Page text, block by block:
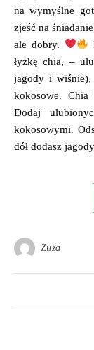
na wymyślne
zjeść na
ale dobry.
łyżkę chia, –
jagody i wiśnie),
kokosowe.
Dodaj
kokosowymi.
dół dodasz
Zuza